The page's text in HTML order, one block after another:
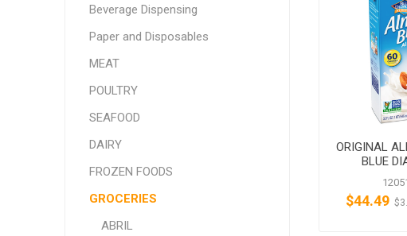
SMITHFIELD ULTRAFORCE
ORIGINAL
BLUE
$44.49
Beverage Dispensing
Paper and Disposables
MEAT
POULTRY
SEAFOOD
DAIRY
FROZEN FOODS
GROCERIES
ABRIL